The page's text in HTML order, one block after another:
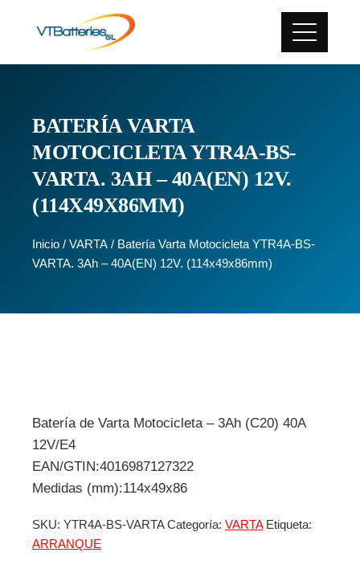
BATERÍA VARTA
MOTOCICLETA YTR4A-BS-
VARTA. 3AH – 40A(EN) 12V.
(114X49X86MM)
Inicio / VARTA / Batería Varta Motocicleta YTR4A-BS-
VARTA. 3Ah – 40A(EN) 12V. (114x49x86mm)
Batería de Varta Motocicleta – 3Ah (C20) 40A
12V/E4
EAN/GTIN:4016987127322
Medidas (mm):114x49x86
SKU: YTR4A-BS-VARTA Categoría: VARTA Etiqueta:
ARRANQUE